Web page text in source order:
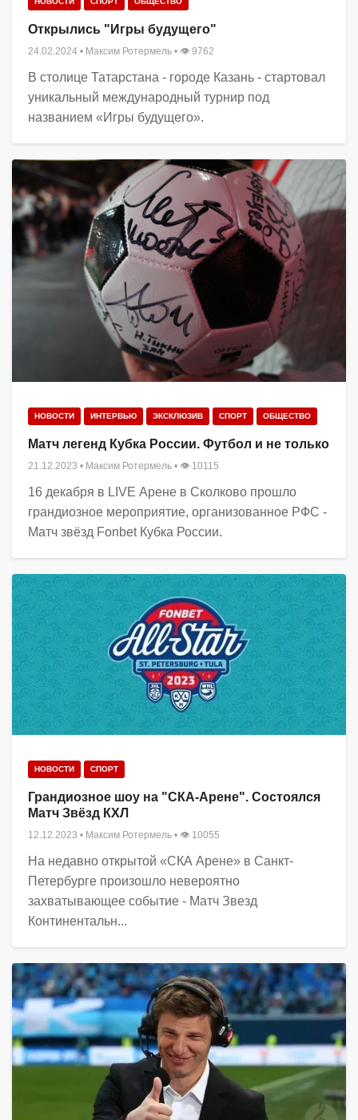
Открылись "Игры будущего"
24.02.2024 • Максим Ротермель • 👁 9762
В столице Татарстана - городе Казань - стартовал
уникальный международный турнир под
названием «Игры будущего».
НОВОСТИ ИНТЕРВЬЮ ЭКСКЛЮЗИВ СПОРТ ОБЩЕСТВО
Матч легенд Кубка России. Футбол и не только
21.12.2023 • Максим Ротермель • 👁 10115
16 декабря в LIVE Арене в Сколково прошло
грандиозное мероприятие, организованное РФС -
Матч звёзд Fonbet Кубка России.
НОВОСТИ СПОРТ
Грандиозное шоу на "СКА-Арене". Состоялся
Матч Звёзд КХЛ
12.12.2023 • Максим Ротермель • 👁 10055
На недавно открытой «СКА Арене» в Санкт-
Петербурге произошло невероятно
захватывающее событие - Матч Звезд
Континентальн...